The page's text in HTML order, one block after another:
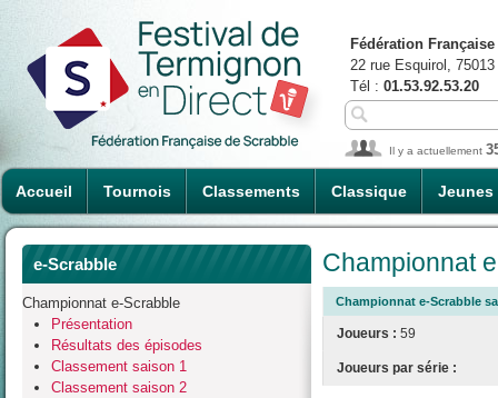
Accueil Tournois Classements Classique Jeunes
Fédération
22 rue Esquirol,
Tél : 01.53.92.53.20
Il y a actuellement
e-Scrabble
Championnat e-Scrabble
Présentation
Résultats des épisodes
Classement saison 1
Classement saison 2
Championnat
Championnat e-Scrabble
Joueurs : 59
Joueurs par série :